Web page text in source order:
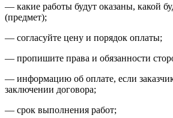
— какие работы будут оказаны, какой
(предмет);
— согласуйте цену и порядок оплаты;
— пропишите права и обязанности
— информацию об оплате, если
заключении договора;
— срок выполнения работ;